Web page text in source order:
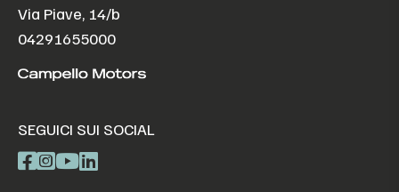
Via Piave, 14/b
04291655000
SEGUICI SUI SOCIAL